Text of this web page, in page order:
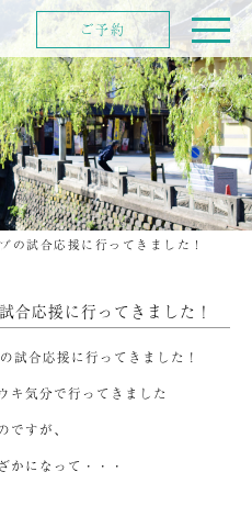
の試合応援に行ってきました！
合応援に行ってきました！
試合応援に行ってきました！
キ気分で行ってきました
ですが、
かになって・・・
ご予約